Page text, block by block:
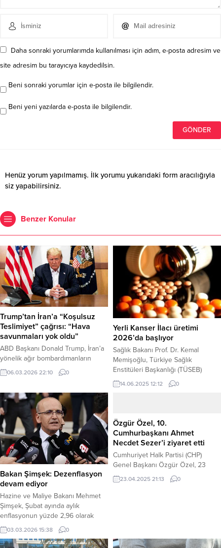
Daha sonraki yorumlarımda kullanılması için adım, e-posta adresim ve
site adresim bu tarayıcıya kaydedilsin.
Beni sonraki yorumlar için e-posta ile bilgilendir.
Beni yeni yazılarda e-posta ile bilgilendir.
Henüz yorum yapılmamış. İlk yorumu yukarıdaki form aracılığıyla
siz yapabilirsiniz.
Benzer Konular
Trump’tan İran’a “Koşulsuz
Teslimiyet” çağrısı: “Hava
savunmaları yok oldu”
ABD Başkanı Donald Trump, İran’a
yönelik ağır bombardımanların
yedinci gününde müzakere
kapılarını kapatarak “koşulsuz
ordusunun 15. hava saldırısı
dalgasını gerçekleştirdiği bölgede,
İran’ın dijital dünya ile bağı
neredeyse tamamen kesildi.
Washıngton – Beyaz Saray’da
Almanya Başbakanı Friedrich Merz
ile bir araya gelen ABD Başkanı
Donald Trump, Orta...
06.03.2026 22:10 0
Yerli Kanser İlacı üretimi
2026’da başlıyor
Sağlık Bakanı Prof. Dr. Kemal
Memişoğlu, Türkiye Sağlık
Enstitüleri Başkanlığı (TÜSEB)
aracılığıyla kanser ilaçlarının yerli
üretimine başlanacağını açıkladı.
üretileceği belirtildi. Sağlık Bakanı
Prof. Dr. Kemal Memişoğlu, katıldığı
televizyon programında yaptığı
açıklamada, kanser tedavisinde
kullanılan ilaçların yerli üretimine
yönelik önemli bir...
14.06.2025 12:12 0
Bakan Şimşek: Dezenflasyon
devam ediyor
Hazine ve Maliye Bakanı Mehmet
Şimşek, Şubat ayında aylık
enflasyonun yüzde 2,96 olarak
gerçekleştiğini açıkladı. Bakan
Şimşek, gıda fiyatlarındaki yüksek
artışların geçici olduğunu ve
03.03.2026 15:38 0
Özgür Özel, 10.
Cumhurbaşkanı Ahmet
Necdet Sezer’i ziyaret etti
Cumhuriyet Halk Partisi (CHP)
Genel Başkanı Özgür Özel, 23
Nisan Ulusal Egemenlik ve Çocuk
Bayramı dolayısıyla 10.
105. yıl dönümü ve Ulusal
23.04.2025 21:13 0